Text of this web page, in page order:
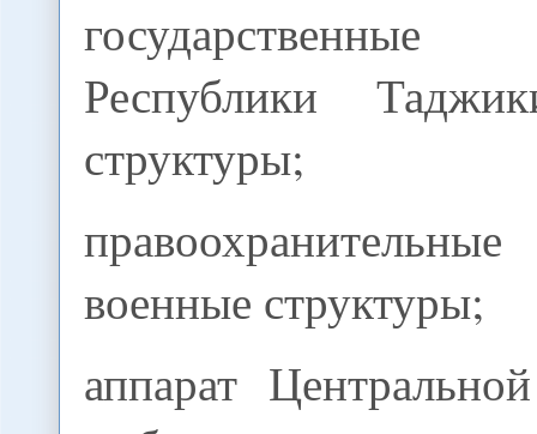
Республики
структуры;
военные структуры;
аппарат